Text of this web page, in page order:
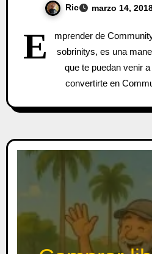
Ric marzo 14,
E
mprender de
sobrinitys, es una
que te puedan venir
convertirte en